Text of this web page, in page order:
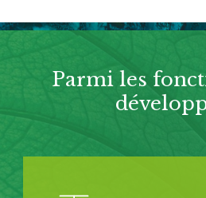
Parmi les